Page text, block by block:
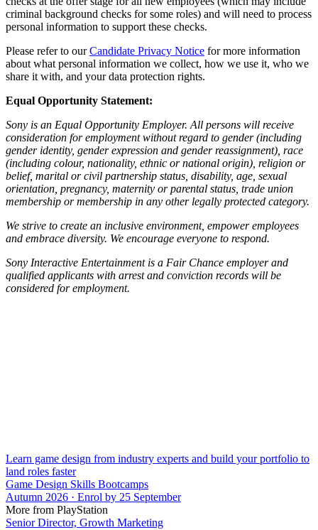
criminal background checks for some roles) and will need to process
personal information to support these checks.
Please refer to ourCandidate Privacy Notice for more information
about what personal information we collect, how we use it, who we
share it with, and your data protection rights.
Equal Opportunity Statement:
Sony is an Equal Opportunity Employer. All persons will receive
consideration for employment without regard to gender (including
gender identity, gender expression and gender reassignment), race
(including colour, nationality, ethnic or national origin), religion or
belief, marital or civil partnership status, disability, age, sexual
orientation, pregnancy, maternity or parental status, trade union
membership or membership in any other legally protected category.
We strive to create an inclusive environment, empower employees
and embrace diversity. We encourage everyone to respond.
Sony Interactive Entertainment is a Fair Chance employer and
qualified applicants with arrest and conviction records will be
considered for employment.
Learn game design from industry experts and build your portfolio to
land roles faster
Game Design Skills Bootcamps
Autumn 2026 · Enrol by 25 September
More from PlayStation
Senior Director, Growth Marketing